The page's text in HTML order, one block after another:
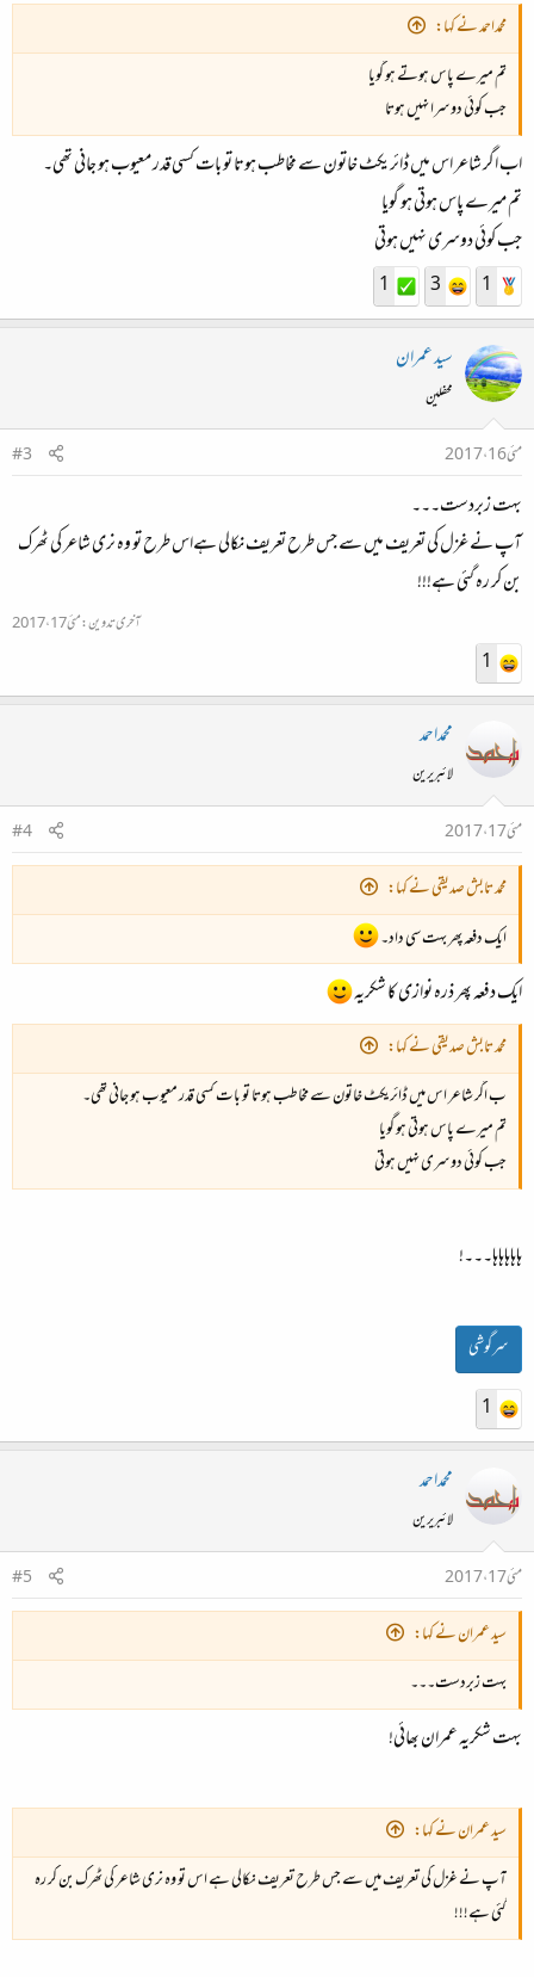
محمداحمد نے کہا:
تم میرے پاس ہوتے ہو گویا
جب کوئی دوسرا نہیں ہوتا
اب اگر شاعر اس میں ڈائریکٹ خاتون سے مخاطب ہوتا تو بات کسی قدر معیوب ہو جانی تھی۔
تم میرے پاس ہوتی ہو گویا
جب کوئی دوسری نہیں ہوتی
1
3
1
سید عمران
محفلین
مئی 16، 2017
#3
بہت زبردست۔۔۔
آپ نے غزل کی تعریف میں سے جس طرح تعریف نکالی ہےاس طرح تو وہ نری شاعر کی ٹھرک
بن کر رہ گئی ہے!!!
آخری تدوین:مئی 17، 2017
1
محمداحمد
لائبریرین
مئی 17، 2017
#4
محمد تابش صدیقی نے کہا:
ایک دفعہ پھر بہت سی داد۔
ایک دفعہ پھر ذرہ نوازی کا شکریہ
محمد تابش صدیقی نے کہا:
ب اگر شاعر اس میں ڈائریکٹ خاتون سے مخاطب ہوتا تو بات کسی قدر معیوب ہو جانی تھی۔
تم میرے پاس ہوتی ہو گویا
جب کوئی دوسری نہیں ہوتی
ہاہاہاہاہا۔۔۔!
سرگوشی
1
محمداحمد
لائبریرین
مئی 17، 2017
#5
سید عمران نے کہا:
بہت زبردست۔۔۔
بہت شکریہ عمران بھائی!
سید عمران نے کہا:
آپ نے غزل کی تعریف میں سے جس طرح تعریف نکالی ہے اس تو وہ نری شاعر کی ٹھرک بن کر رہ
گئی ہے!!!